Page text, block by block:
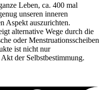
Leben, ca. 400 mal
unseren inneren
Aspekt auszurichten.
alternative Wege durch die
oder Menstruationsscheiben
ist nicht nur
der Selbstbestimmung.